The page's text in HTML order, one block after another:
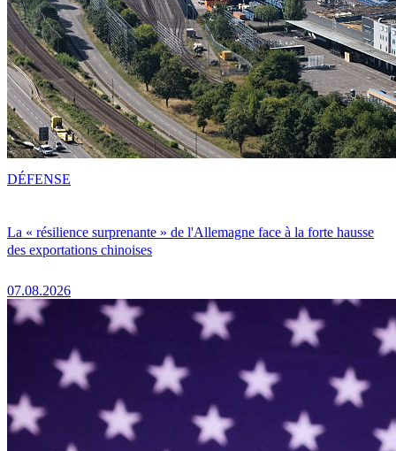
La « résilience surprenante » de l'Allemagne face à la forte hausse
des exportations chinoises
07.08.2026
DÉFENSE